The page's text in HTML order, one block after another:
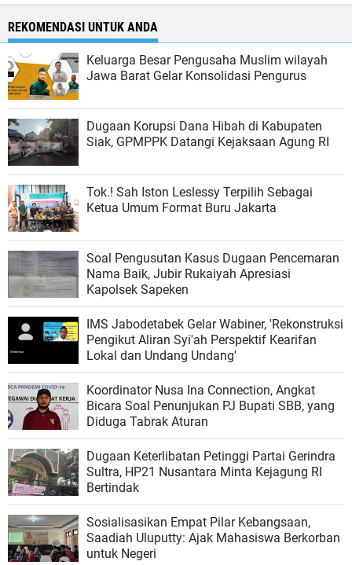
REKOMENDASI UNTUK ANDA
Keluarga Besar Pengusaha Muslim wilayah
Jawa Barat Gelar Konsolidasi Pengurus
Dugaan Korupsi Dana Hibah di Kabupaten
Siak, GPMPPK Datangi Kejaksaan Agung RI
Tok.! Sah Iston Leslessy Terpilih Sebagai
Ketua Umum Format Buru Jakarta
Soal Pengusutan Kasus Dugaan Pencemaran
Nama Baik, Jubir Rukaiyah Apresiasi
Kapolsek Sapeken
IMS Jabodetabek Gelar Wabiner, 'Rekonstruksi
Pengikut Aliran Syi'ah Perspektif Kearifan
Lokal dan Undang Undang'
Koordinator Nusa Ina Connection, Angkat
Bicara Soal Penunjukan PJ Bupati SBB, yang
Diduga Tabrak Aturan
Dugaan Keterlibatan Petinggi Partai Gerindra
Sultra, HP21 Nusantara Minta Kejagung RI
Bertindak
Sosialisasikan Empat Pilar Kebangsaan,
Saadiah Uluputty: Ajak Mahasiswa Berkorban
untuk Negeri